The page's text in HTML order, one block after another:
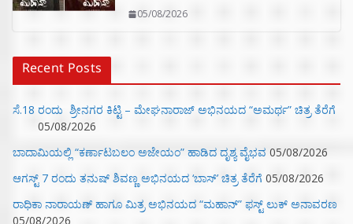
05/08/2026
Recent Posts
ಸೆ.18 ರಂದು ಶ್ರೀನಗರ ಕಿಟ್ಟಿ – ಮೇಘನಾರಾಜ್ ಅಭಿನಯದ “ಅಮರ್ಥ” ಚಿತ್ರ ತೆರೆಗೆ
05/08/2026
ಬಾದಾಮಿಯಲ್ಲಿ “ಕರ್ಣಾಟಬಲಂ ಅಜೇಯಂ” ಹಾಡಿದ ದೃಶ್ಯ ವೈಭವ 05/08/2026
ಆಗಸ್ಟ್ 7 ರಂದು ತನುಷ್ ಶಿವಣ್ಣ ಅಭಿನಯದ ‘ಬಾಸ್’ ಚಿತ್ರ ತೆರೆಗೆ 05/08/2026
ರಾಧಿಕಾ ನಾರಾಯಣ್ ಹಾಗೂ ಮಿತ್ರ ಅಭಿನಯದ “ಮಹಾನ್” ಫಸ್ಟ್ ಲುಕ್ ಅನಾವರಣ
05/08/2026